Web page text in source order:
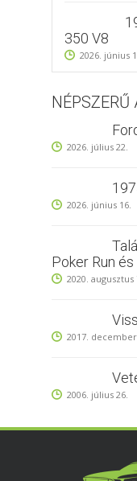
350 V8
2026. június
NÉPSZERŰ
2026. július 22.
2026. június 16.
Poker Run
2020. augusztus
2017. december
2006. július 26.